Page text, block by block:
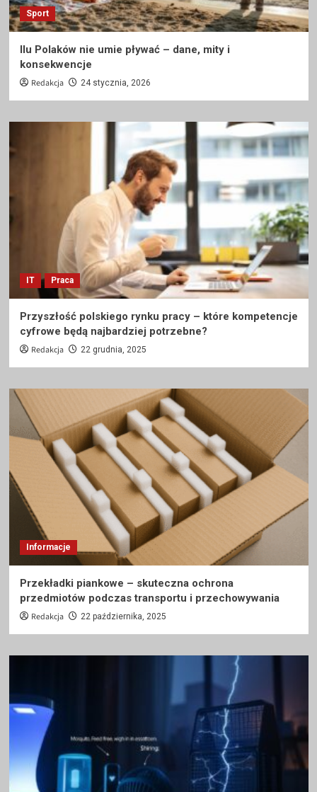
Sport
Ilu Polaków nie umie pływać – dane, mity i
konsekwencje
Redakcja 24 stycznia, 2026
IT Praca
Przyszłość polskiego rynku pracy – które kompetencje
cyfrowe będą najbardziej potrzebne?
Redakcja 22 grudnia, 2025
Informacje
Przekładki piankowe – skuteczna ochrona
przedmiotów podczas transportu i przechowywania
Redakcja 22 października, 2025